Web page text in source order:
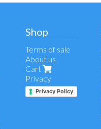
Shop
Terms of sale
About us
Cart
Privacy
Privacy Policy